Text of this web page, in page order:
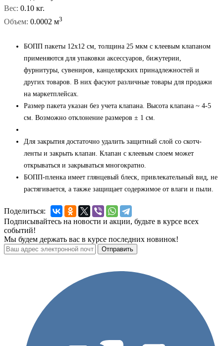
Вес: 0.10 кг.
Объем: 0.0002 м3
БОПП пакеты 12x12 см, толщина 25 мкм с клеевым клапаном
применяются для упаковки аксессуаров, бижутерии,
фурнитуры, сувениров, канцелярских принадлежностей и
других товаров. В них фасуют различные товары для продажи
на маркетплейсах.
Размер пакета указан без учета клапана. Высота клапана ~ 4-5
см. Возможно отклонение размеров ± 1 см.
Для закрытия достаточно удалить защитный слой со скотч-
ленты и закрыть клапан. Клапан с клеевым слоем может
открываться и закрываться многократно.
БОПП-пленка имеет глянцевый блеск, привлекательный вид, не
растягивается, а также защищает содержимое от влаги и пыли.
Поделиться:
Подписывайтесь на новости и акции, будьте в курсе всех
событий!
Мы будем держать вас в курсе последних новинок!